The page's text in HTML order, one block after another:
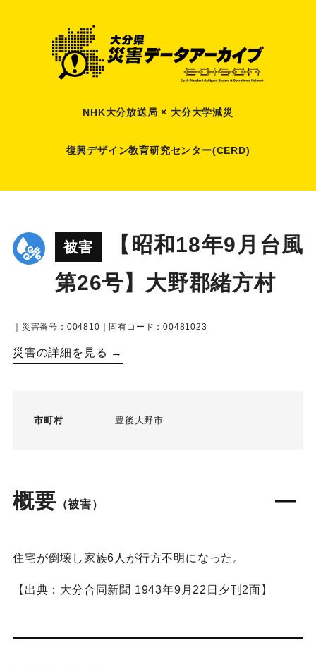
NHK大分放送局 × 大分大学減災
復興デザイン教育研究センター(CERD)
被害
【昭和18年9月台風
第26号】大野郡緒方村
｜災害番号：004810｜固有コード：00481023
災害の詳細を見る →
市町村 豊後大野市
概要 （被害）
住宅が倒壊し家族6人が行方不明になった。
【出典：大分合同新聞 1943年9月22日夕刊2面】